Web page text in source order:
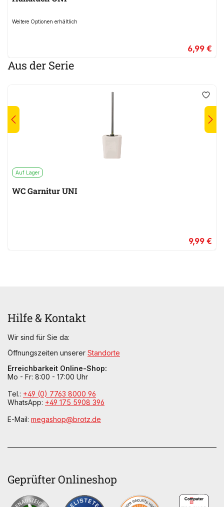
Weitere Optionen erhältlich
6,99 €
Aus der Serie
Auf Lager
WC Garnitur UNI
9,99 €
Hilfe & Kontakt
Wir sind für Sie da:
Öffnungszeiten unserer Standorte
Erreichbarkeit Online-Shop:
Mo - Fr: 8:00 - 17:00 Uhr
Tel.: +49 (0) 7763 8000 96
WhatsApp: +49 175 5908 396
E-Mail: megashop@brotz.de
Geprüfter Onlineshop